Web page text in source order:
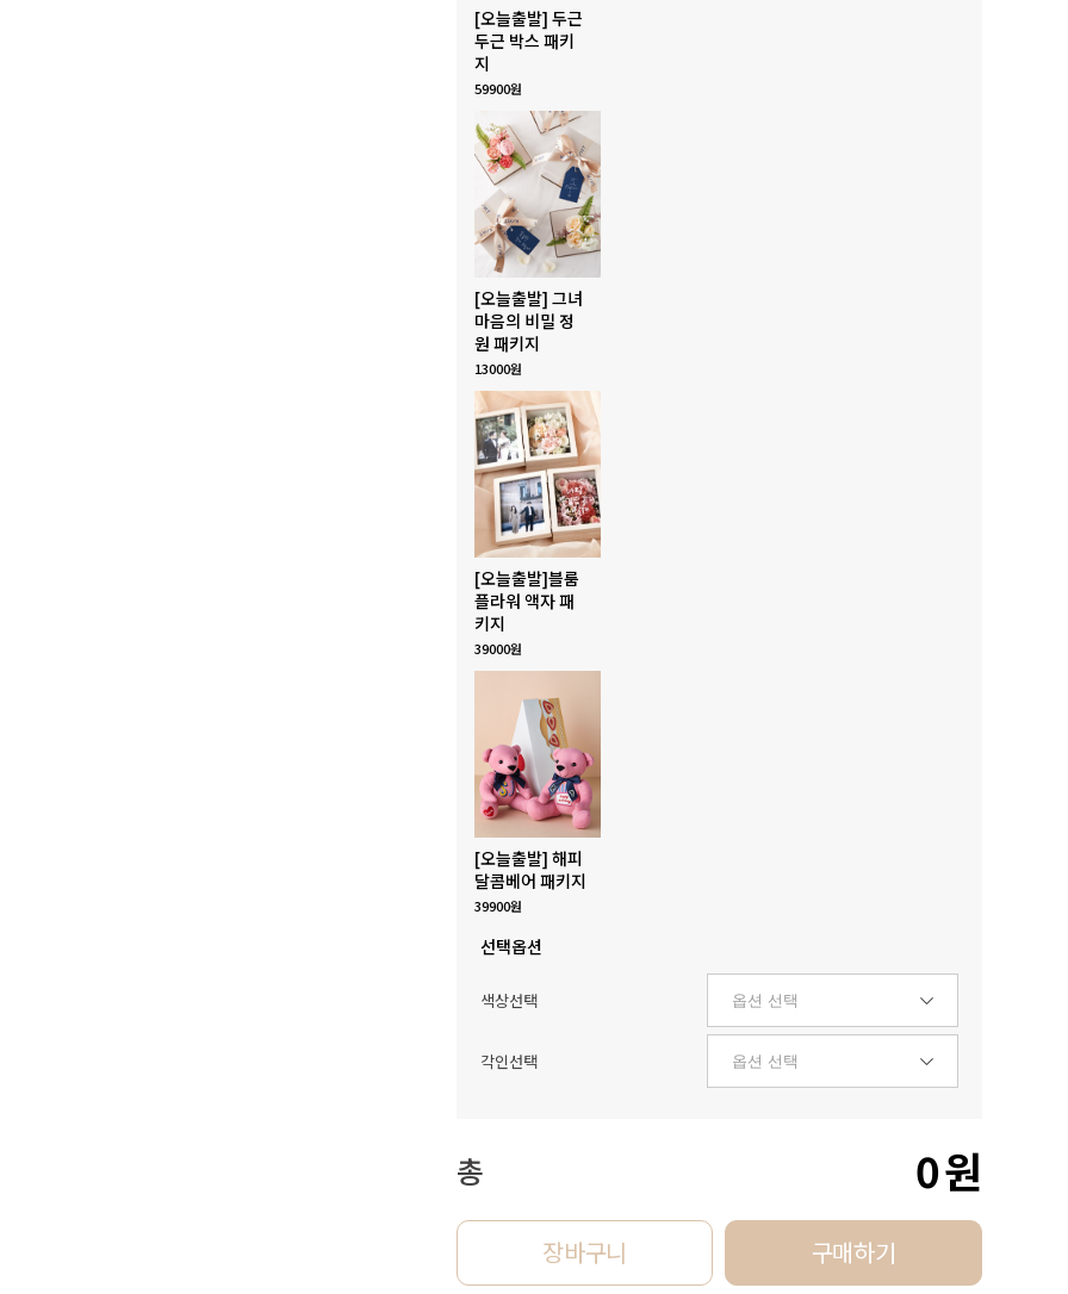
[오늘출발] 두근
두근 박스 패키
지
59900원
[오늘출발] 그녀
마음의 비밀 정
원 패키지
13000원
[오늘출발]블룸
플라워 액자 패
키지
39000원
[오늘출발] 해피
달콤베어 패키지
39900원
선택옵션
색상선택
각인선택
총 0원
장바구니 구매하기